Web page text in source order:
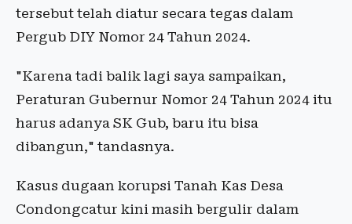
tersebut telah diatur secara tegas dalam
Pergub DIY Nomor 24 Tahun 2024.
"Karena tadi balik lagi saya sampaikan,
Peraturan Gubernur Nomor 24 Tahun 2024 itu
harus adanya SK Gub, baru itu bisa
dibangun," tandasnya.
Kasus dugaan korupsi Tanah Kas Desa
Condongcatur kini masih bergulir dalam